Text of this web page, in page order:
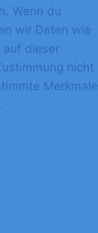
Wenn du
wir Daten wie
auf dieser
nicht
Merkmale